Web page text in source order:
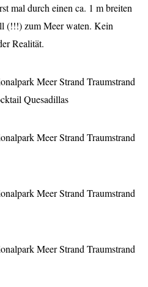
mal durch einen ca. 1 m breiten
(!!!) zum Meer waten. Kein
Realität.